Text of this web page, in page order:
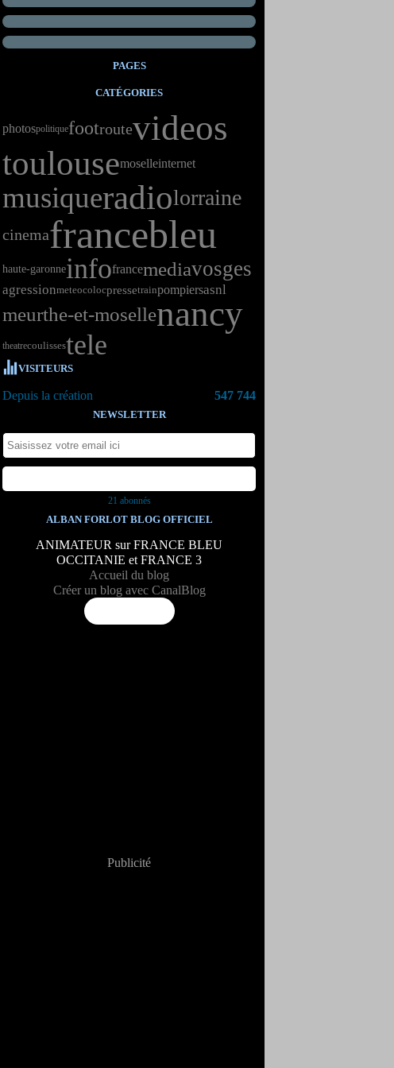
PAGES
CATÉGORIES
photospolitiquefootroutevideos
toulousemoselleinternet
musiqueradiolorraine
cinemafrancebleu
haute-garonneinfofrancemediavosges
agressionmeteocolocpressetrainpompiersasnl
meurthe-et-mosellenancy
theatrecoulissestele
VISITEURS
Depuis la création 547 744
NEWSLETTER
21 abonnés
ALBAN FORLOT BLOG OFFICIEL
ANIMATEUR sur FRANCE BLEU
OCCITANIE et FRANCE 3
Accueil du blog
Créer un blog avec CanalBlog
Publicité